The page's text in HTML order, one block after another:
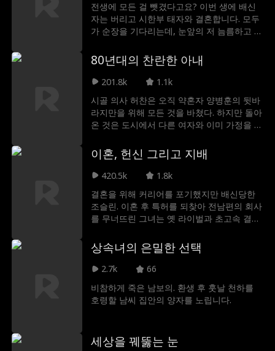
전생에 모든 걸 뺏겼다고요? 이번 생에 배신
자는 버리고 시한부 태자와 결혼합니다. 모두
가 순장을 기다리는데, 눈앞의 저 늠름하고 잘
80년대의 찬란한 아내
201.8k
1.1k
시골 의사 허찬은 오직 약혼자 양병훈의 뒷바
라지만을 위해 모든 것을 바쳤다. 하지만 돌아
온 것은 도시에서 다른 여자와 이미 가정을 이
알게 된 허찬은 배신감 속에 그와의 관계를 정
리하려던 순간, 우연히 조직의 두목 송민우의
목숨을 구하게 된다. 목숨을 건진 송민우는 그
서는 냉혹하게 세상을 지배하는 거물. 하지만
허찬의 곁에서만큼은 그녀의 말에 복종하는
순하고 다정한 '댕댕이' 남편으로 변하는 송민
이혼, 헌신 그리고 지배
420.5k
1.8k
결혼을 위해 커리어를 포기했지만 배신당한
조슬린. 이혼 후 특허를 되찾아 전남편의 회사
를 무너뜨린 그녀는 옛 라이벌과 초고속 결혼
다.
상속녀의 은밀한 선택
2.7k
66
비참하게 죽은 남보의. 환생 후 훗날 천하를
호령할 남씨 집안의 양자를 노립니다.
세상을 꿰뚫는 눈